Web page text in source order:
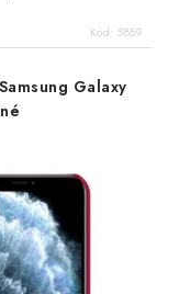
Kód: 5859
Galaxy